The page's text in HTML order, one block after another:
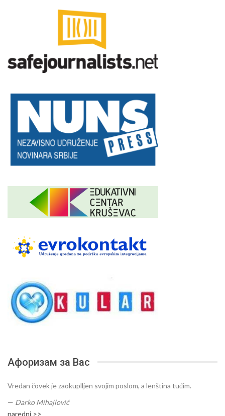
Афоризам за Вас
Vredan čovek je zaokuplljen svojim poslom, a lenština tuđim.
— Darko Mihajlović
naredni >>